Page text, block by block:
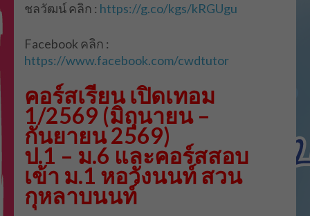
ชลวัฒน์ คลิก : https://g.co/kgs/kRGUgu
Facebook คลิก :
https://www.facebook.com/cwdtutor
คอร์สเรียน เปิดเทอม
1/2569 (มิถุนายน –
กันยายน 2569)
ป.1 – ม.6 และคอร์สสอบ
เข้า ม.1 หอวังนนท์ สวน
กุหลาบนนท์